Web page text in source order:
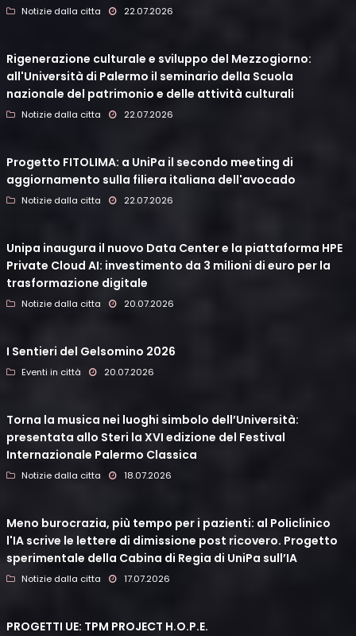
Notizie dalla citta 22.07.2026
Rigenerazione culturale e sviluppo del Mezzogiorno:
all'Università di Palermo il seminario della Scuola
nazionale del patrimonio e delle attività culturali
Notizie dalla citta 22.07.2026
Progetto FITOLIMA: a UniPa il secondo meeting di
aggiornamento sulla filiera italiana dell'avocado
Notizie dalla citta 22.07.2026
Unipa inaugura il nuovo Data Center e la piattaforma HPE
Private Cloud AI: investimento da 3 milioni di euro per la
trasformazione digitale
Notizie dalla citta 20.07.2026
I Sentieri del Gelsomino 2026
Eventi in città 20.07.2026
Torna la musica nei luoghi simbolo dell’Università:
presentata allo Steri la XVI edizione del Festival
Internazionale Palermo Classica
Notizie dalla citta 18.07.2026
Meno burocrazia, più tempo per i pazienti: al Policlinico
l'IA scrive le lettere di dimissione post ricovero. Progetto
sperimentale della Cabina di Regia di UniPa sull’IA
Notizie dalla citta 17.07.2026
PROGETTI UE: TPM PROJECT H.O.P.E.